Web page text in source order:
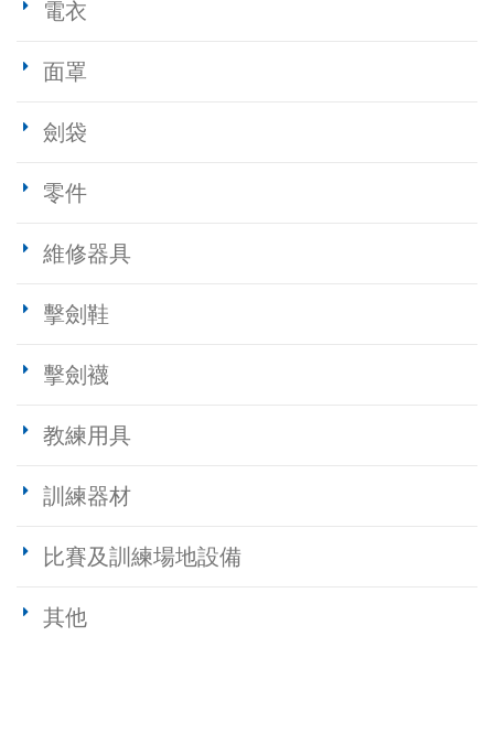
電衣
面罩
劍袋
零件
維修器具
擊劍鞋
擊劍襪
教練用具
訓練器材
比賽及訓練場地設備
其他